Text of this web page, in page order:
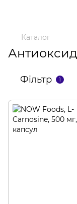
Каталог
Фільтр 1